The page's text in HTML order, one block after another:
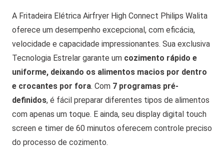
A Fritadeira Elétrica Airfryer High Connect Philips Walita
oferece um desempenho excepcional, com eficácia,
velocidade e capacidade impressionantes. Sua exclusiva
Tecnologia Estrelar garante um cozimento rápido e
uniforme, deixando os alimentos macios por dentro
e crocantes por fora. Com 7 programas pré-
definidos, é fácil preparar diferentes tipos de alimentos
com apenas um toque. E ainda, seu display digital touch
screen e timer de 60 minutos oferecem controle preciso
do processo de cozimento.